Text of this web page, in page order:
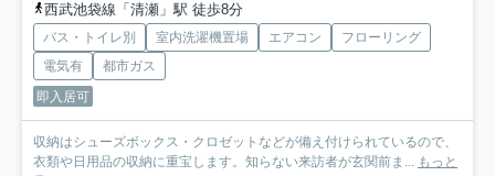
西武池袋線「清瀬」駅 徒歩8分
バス・トイレ別 室内洗濯機置場 エアコン
フローリング
電気有
都市ガス
即入居可
収納はシューズボックス・クロゼットなどが備え付けられているので、
衣類や日用品の収納に重宝します。知らない来訪者が玄関前ま... もっと